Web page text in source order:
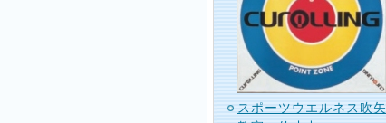
スポーツウエルネス吹矢